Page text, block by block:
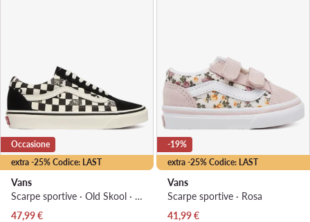
extra -25% Codice: LAST
Occasione
Vans
Scarpe sportive · Old Skool · Nero
Prezzo attuale
47,99€
extra -25% Codice: LAST
-19%
Vans
Scarpe sportive · Rosa
Prezzo attuale
41,99€